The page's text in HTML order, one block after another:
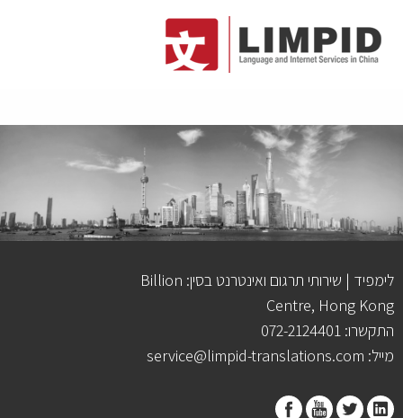
לימפיד | שירותי תרגום ואינטרנט בסין: Billion
Centre, Hong Kong
התקשרו: 072-2124401
מייל: service@limpid-translations.com